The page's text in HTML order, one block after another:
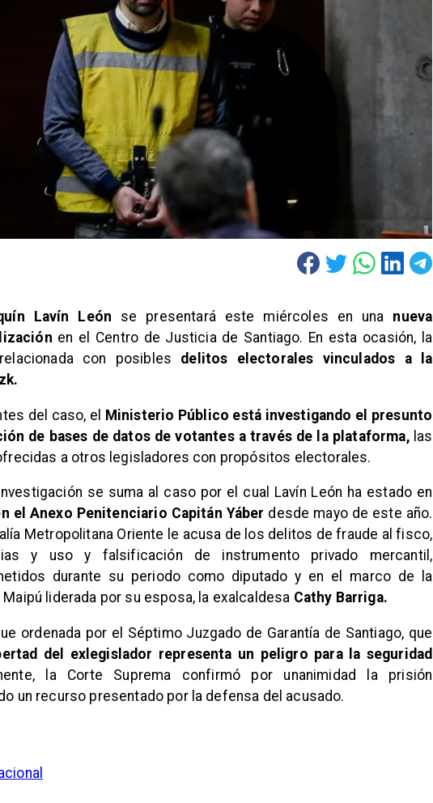
Lavín León se presentará este miércoles en una nueva
en el Centro de Justicia de Santiago. En esta ocasión, la
con posibles delitos electorales vinculados a la
del caso, el Ministerio Público está investigando el presunto
de bases de datos de votantes a través de la plataforma,las
a otros legisladores con propósitos electorales.
se suma al caso por el cual Lavín León ha estado en
el Anexo Penitenciario Capitán Yáber desde mayo de este año.
Metropolitana Oriente le acusa de los delitos de fraude al fisco,
y uso y falsificación de instrumento privado mercantil,
durante su periodo como diputado y en el marco de la
liderada por su esposa, la exalcaldesa Cathy Barriga.
ordenada por el Séptimo Juzgado de Garantía de Santiago, que
del exlegislador representa un peligro para la seguridad
la Corte Suprema confirmó por unanimidad la prisión
un recurso presentado por la defensa del acusado.